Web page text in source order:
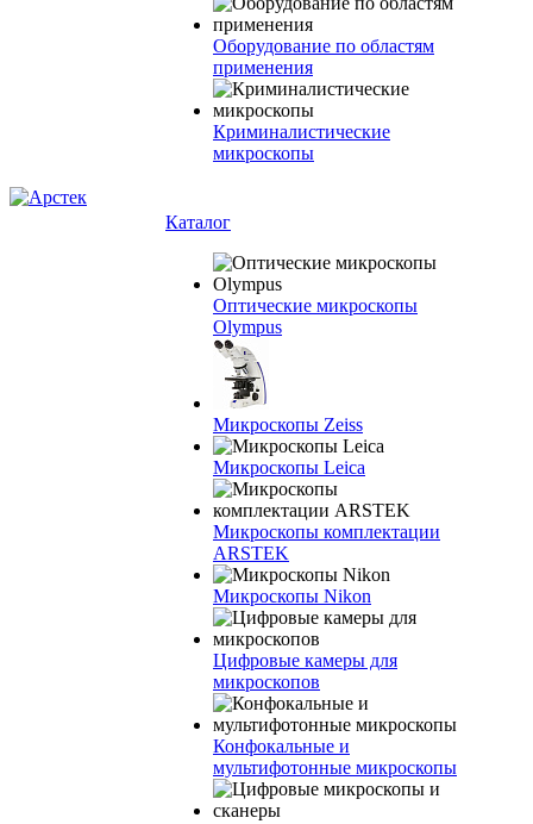
Оборудование по областям
применения
Криминалистические
микроскопы
Каталог
Оптические микроскопы
Olympus
Микроскопы Zeiss
Микроскопы Leica
Микроскопы комплектации
ARSTEK
Микроскопы Nikon
Цифровые камеры для
микроскопов
Конфокальные и
мультифотонные микроскопы